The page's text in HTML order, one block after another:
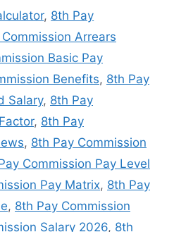
, 8th Pay
Arrears
Basic Pay
Benefits, 8th Pay
Salary, 8th Pay
, 8th Pay
, 8th Pay Commission
Commission Pay Level
Pay Matrix, 8th Pay
, 8th Pay Commission
Salary 2026, 8th